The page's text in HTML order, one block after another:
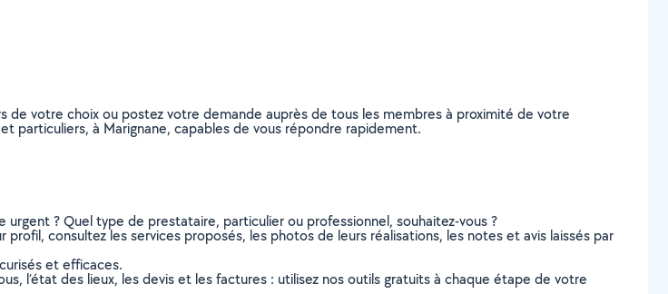
de votre choix ou postez votre demande auprès de tous les membres à proximité de votre
particuliers, à Marignane, capables de vous répondre rapidement.
? Quel type de prestataire, particulier ou professionnel, souhaitez-vous ?
consultez les services proposés, les photos de leurs réalisations, les notes et avis laissés par
et efficaces.
l’état des lieux, les devis et les factures : utilisez nos outils gratuits à chaque étape de votre